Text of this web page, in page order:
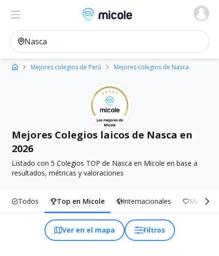
Micole, buscador de colegios
Mejores colegios de Perú Mejores colegios de Nasca
Mejores Colegios laicos de Nasca en
2026
Listado con 5 Colegios TOP de Nasca en Micole en base a
resultados, métricas y valoraciones
Todos Top en Micole Internacionales Más
Ver en el mapa Filtros